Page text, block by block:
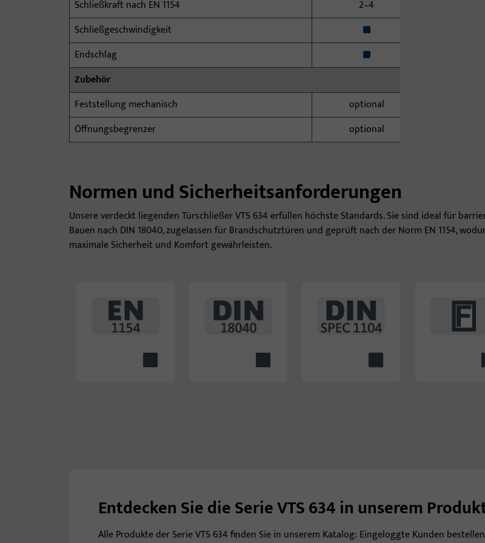
Schließkraft nach EN 1154
2–4
Schließgeschwindigkeit
x
Endschlag
x
Zubehör
Feststellung mechanisch
optional
Öffnungsbegrenzer
optional
Normen und Sicherheitsanforderungen
Unsere verdeckt liegenden Türschließer VTS 634 erfüllen höchste Standards. Sie sind ideal für
Bauen nach DIN 18040, zugelassen für Brandschutztüren und geprüft nach der Norm EN 1154,
maximale Sicherheit und Komfort gewährleisten.
Entdecken Sie die Serie VTS 634 in unserem
Alle Produkte der Serie VTS 634 finden Sie in unserem Katalog: Eingeloggte Kunden